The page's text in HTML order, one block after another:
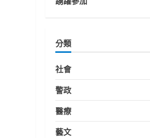
分類
社會
警政
醫療
藝文